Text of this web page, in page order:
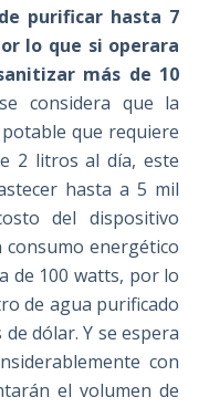
purificar hasta 7
lo que si operara
más de 10
considera que la
que requiere
2 litros al día, este
hasta a 5 mil
del dispositivo
consumo energético
de 100 watts, por lo
de agua purificado
dólar. Y se espera
con
el volumen de